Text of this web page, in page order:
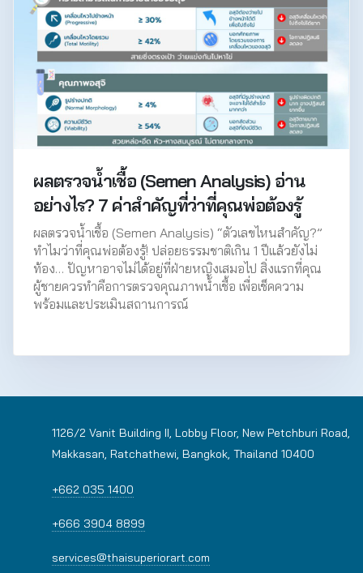
ผลตรวจน้ำเชื้อ (Semen Analysis) อ่าน
อย่างไร? 7 ค่าสำคัญที่ว่าที่คุณพ่อต้องรู้
ผลตรวจน้ำเชื้อ (Semen Analysis) “ตัวเลขไหนสำคัญ?”
ทำไมว่าที่คุณพ่อต้องรู้! ปล่อยธรรมชาติเกิน 1 ปีแล้วยังไม่
ท้อง… ปัญหาอาจไม่ได้อยู่ที่ฝ่ายหญิงเสมอไป สิ่งแรกที่คุณ
ผู้ชายควรทำคือการตรวจคุณภาพน้ำเชื้อ เพื่อเช็คความ
พร้อมและประเมินสถานการณ์
1126/2 Vanit Building II, Lobby Floor, New Petchburi Road,
Makkasan, Ratchathewi, Bangkok, Thailand 10400
+662 035 1400
+666 3904 8899
services@thaisuperiorart.com